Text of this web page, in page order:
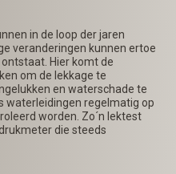
in de loop der jaren
veranderingen kunnen ertoe
ontstaat. Hier komt de
om de lekkage te
en waterschade te
waterleidingen regelmatig op
worden. Zo´n lektest
die steeds